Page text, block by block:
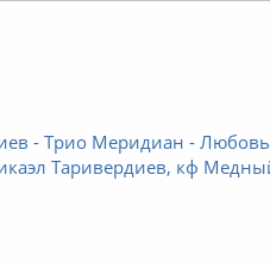
- Трио Меридиан -
Таривердиев, кф